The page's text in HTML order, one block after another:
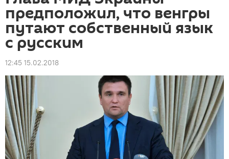
предположил, что венгры
путают собственный язык
с русским
12:45 15.02.2018